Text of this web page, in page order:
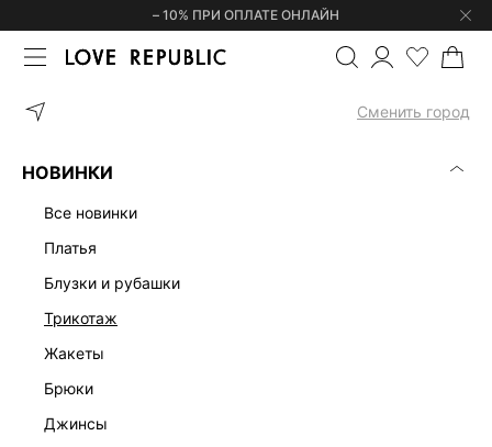
– 10% ПРИ ОПЛАТЕ ОНЛАЙН
Сменить город
НОВИНКИ
все новинки
платья
блузки и рубашки
трикотаж
жакеты
брюки
джинсы
ГЛАВНАЯ ТОП-БАНДО ИЗ